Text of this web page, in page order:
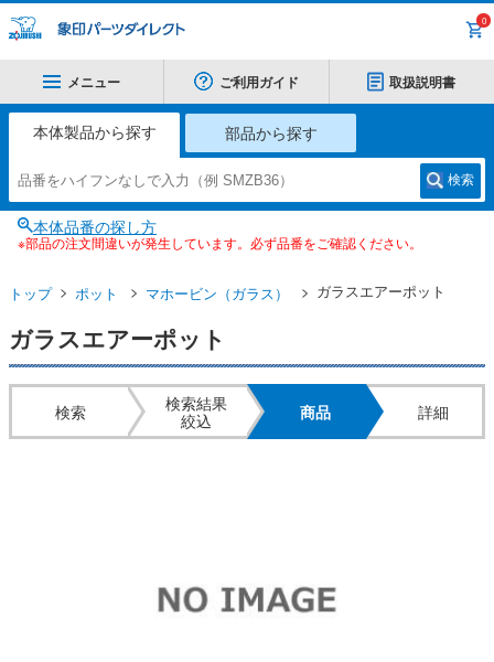
0
メニュー ご利用ガイド 取扱説明書
本体製品から探す 部品から探す
検索
本体品番の探し方
※部品の注文間違いが発生しています。必ず品番をご確認ください。
トップ ポット マホービン（ガラス） ガラスエアーポット
ガラスエアーポット
検索
検索結果
絞込
商品 詳細